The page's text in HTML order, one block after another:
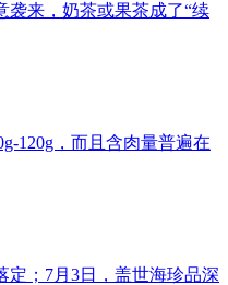
袭来，奶茶或果茶成了“续
120g，而且含肉量普遍在
；7月3日，盖世海珍品深